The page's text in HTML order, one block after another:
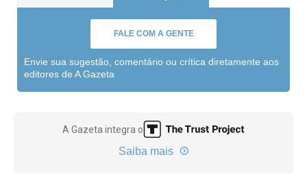
FALE COM A GENTE
Envie sua sugestão, comentário ou crítica diretamente aos
editores de A Gazeta
A Gazeta integra o
Saiba mais